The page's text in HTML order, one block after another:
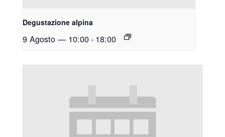
Degustazione alpina
9 Agosto — 10:00- 18:00